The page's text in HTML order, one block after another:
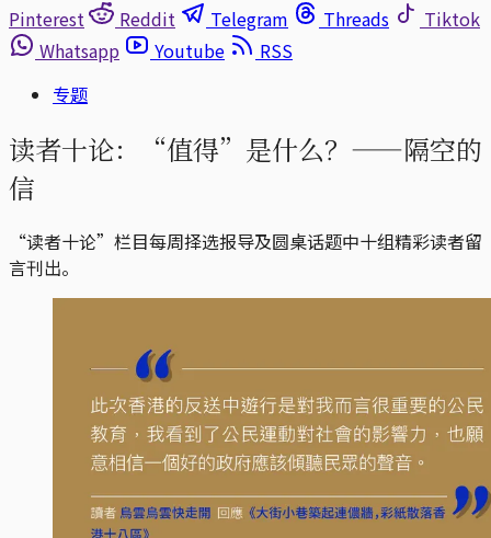
Pinterest
Reddit Telegram Threads
Tiktok
Whatsapp
Youtube
RSS
专题
读者十论：“值得”是什么？——隔空的
信
“读者十论”栏目每周择选报导及圆桌话题中十组精彩读者留
言刊出。